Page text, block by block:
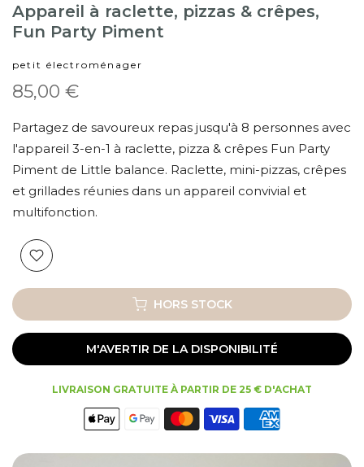
Appareil à raclette, pizzas & crêpes,
Fun Party Piment
petit électroménager
85,00 €
Partagez de savoureux repas jusqu'à 8 personnes avec
l'appareil 3-en-1 à raclette, pizza & crêpes Fun Party
Piment de Little balance. Raclette, mini-pizzas, crêpes
et grillades réunies dans un appareil convivial et
multifonction.
HORS STOCK
M'AVERTIR DE LA DISPONIBILITÉ
LIVRAISON GRATUITE À PARTIR DE 25 € D'ACHAT